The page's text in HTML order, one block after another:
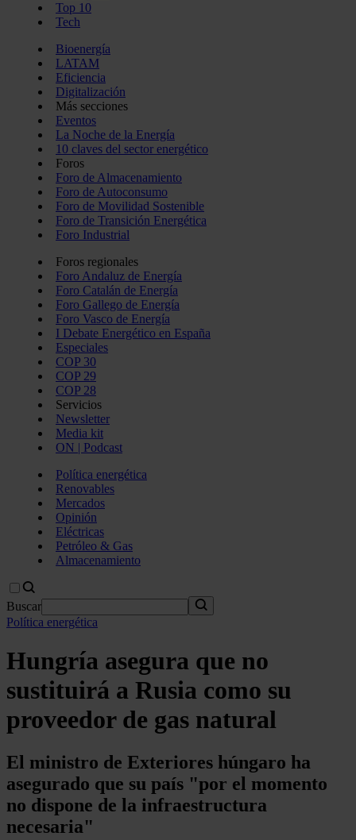
Top 10
Tech
Bioenergía
LATAM
Eficiencia
Digitalización
Más secciones
Eventos
La Noche de la Energía
10 claves del sector energético
Foros
Foro de Almacenamiento
Foro de Autoconsumo
Foro de Movilidad Sostenible
Foro de Transición Energética
Foro Industrial
Foros regionales
Foro Andaluz de Energía
Foro Catalán de Energía
Foro Gallego de Energía
Foro Vasco de Energía
I Debate Energético en España
Especiales
COP 30
COP 29
COP 28
Servicios
Newsletter
Media kit
ON | Podcast
Política energética
Renovables
Mercados
Opinión
Eléctricas
Petróleo & Gas
Almacenamiento
Buscar
Política energética
Hungría asegura que no
sustituirá a Rusia como su
proveedor de gas natural
El ministro de Exteriores húngaro ha
asegurado que su país "por el momento
no dispone de la infraestructura
necesaria"